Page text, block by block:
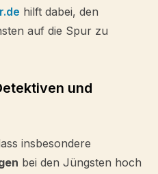
hilft dabei, den
auf die Spur zu
und
insbesondere
bei den Jüngsten hoch